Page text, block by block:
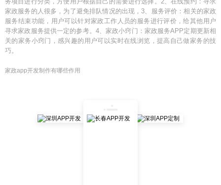
家政服务的人很多，为了避免排队情况的出现，3、服务评价：相关的家政
服务结束功能，用户可以针对家政工作人员的服务进行评价，给其他用户
寻求家政服务提供一定的参考。4、家政小窍门：家政服务APP定期更新相
关的家务小窍门，感兴趣的用户可以实时在线浏览，提高自己做家务的技
巧。
家政app开发制作有哪些作用